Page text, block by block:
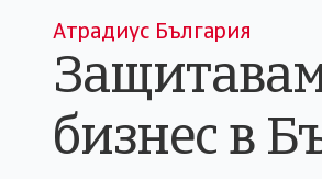
Атрадиус България
бизнес в